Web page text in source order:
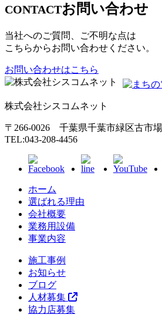
CONTACTお問い合わせ
当社へのご質問、ご不明な点は
こちらからお問い合わせください。
お問い合わせはこちら
株式会社シスコムネット
〒266-0026 千葉県千葉市緑区古市
TEL:043-208-4456
ホーム
選ばれる理由
会社概要
業務用設備
事業内容
施工事例
お知らせ
ブログ
人材募集
協力店募集